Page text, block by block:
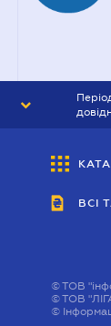
ВСІ
©ТОВ
©ТОВ
©